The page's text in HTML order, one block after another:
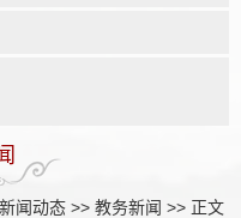
新闻动态 >> 教务新闻 >> 正文